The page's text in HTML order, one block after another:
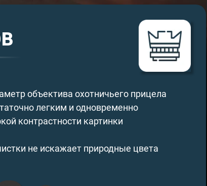
объектива охотничьего прицела
легким и одновременно
контрастности картинки
не искажает природные цвета